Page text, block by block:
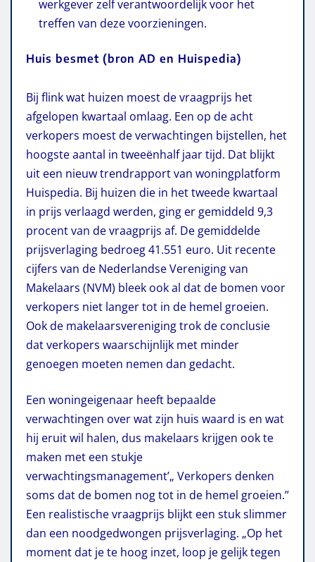
werkgever zelf verantwoordelijk voor het
treffen van deze voorzieningen.
Huis besmet (bron AD en Huispedia)
Bij flink wat huizen moest de vraagprijs het
afgelopen kwartaal omlaag. Een op de acht
verkopers moest de verwachtingen bijstellen, het
hoogste aantal in tweeënhalf jaar tijd. Dat blijkt
uit een nieuw trendrapport van woningplatform
Huispedia. Bij huizen die in het tweede kwartaal
in prijs verlaagd werden, ging er gemiddeld 9,3
procent van de vraagprijs af. De gemiddelde
prijsverlaging bedroeg 41.551 euro. Uit recente
cijfers van de Nederlandse Vereniging van
Makelaars (NVM) bleek ook al dat de bomen voor
verkopers niet langer tot in de hemel groeien.
Ook de makelaarsvereniging trok de conclusie
dat verkopers waarschijnlijk met minder
genoegen moeten nemen dan gedacht.
Een woningeigenaar heeft bepaalde
verwachtingen over wat zijn huis waard is en wat
hij eruit wil halen, dus makelaars krijgen ook te
maken met een stukje
verwachtingsmanagement’„ Verkopers denken
soms dat de bomen nog tot in de hemel groeien.’’
Een realistische vraagprijs blijkt een stuk slimmer
dan een noodgedwongen prijsverlaging. „Op het
moment dat je te hoog inzet, loop je gelijk tegen